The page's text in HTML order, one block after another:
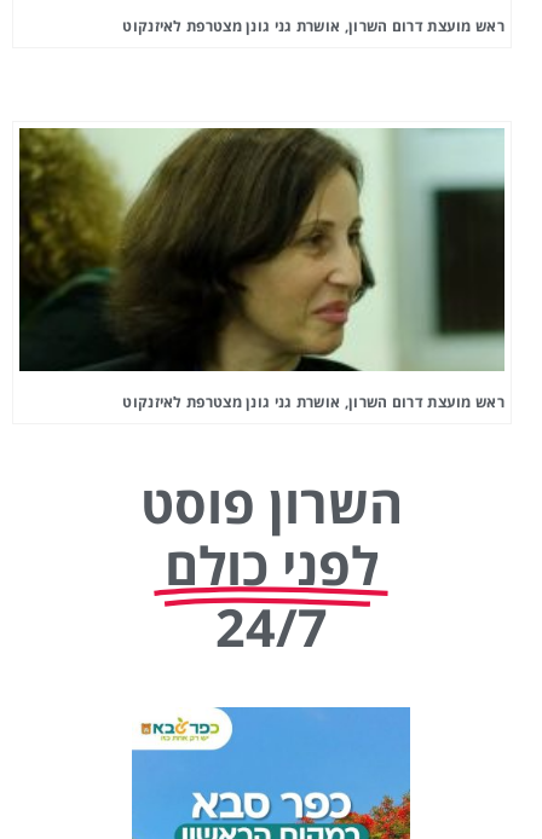
ראש מועצת דרום השרון, אושרת גני גונן מצטרפת לאיזנקוט
ראש מועצת דרום השרון, אושרת גני גונן מצטרפת לאיזנקוט
השרון פוסט
לפני כולם
24/7